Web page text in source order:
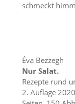
schmeckt
Éva Bezzegh
Nur Salat.
Rezepte rund
2. Auflage